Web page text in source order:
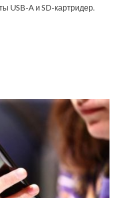
USB-A и SD-картридер.